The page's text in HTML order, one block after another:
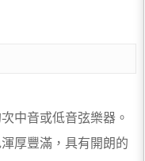
中音或低音弦樂器。
厚豐滿，具有開朗的